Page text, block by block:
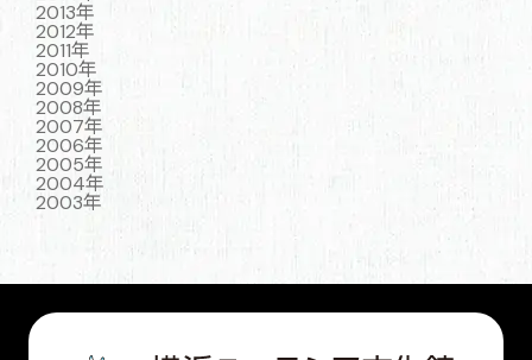
2013年
2012年
2011年
2010年
2009年
2008年
2007年
2006年
2005年
2004年
2003年